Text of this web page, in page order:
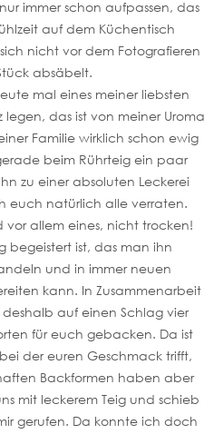
immer schon aufpassen, das
auf dem Küchentisch
nicht vor dem Fotografieren
absäbelt.
mal eines meiner liebsten
legen, das ist von meiner Uroma
Familie wirklich schon ewig
beim Rührteig ein paar
zu einer absoluten Leckerei
euch natürlich alle verraten.
vor allem eines, nicht trocken!
begeistert ist, das man ihn
und in immer neuen
kann. In Zusammenarbeit
auf einen Schlag vier
für euch gebacken. Da ist
der euren Geschmack trifft,
Backformen haben aber
mit leckerem Teig und schieb
gerufen. Da konnte ich doch